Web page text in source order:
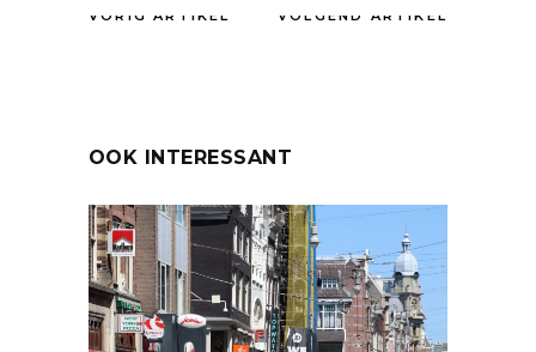
VORIG ARTIKEL VOLGEND ARTIKEL
OOK INTERESSANT